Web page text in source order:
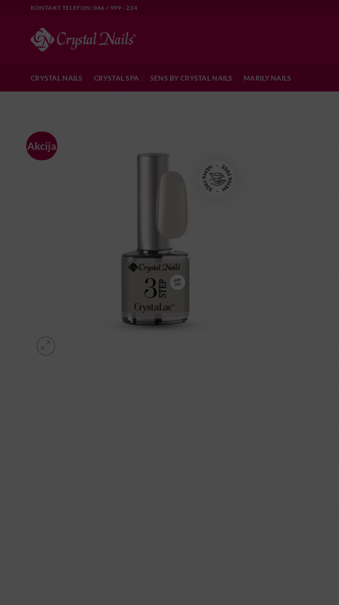
KONTAKT TELEFON: 066 / 999 - 224
CRYSTAL NAILS CRYSTAL SPA SENS BY CRYSTAL NAILS MARILY NAILS
Akcija